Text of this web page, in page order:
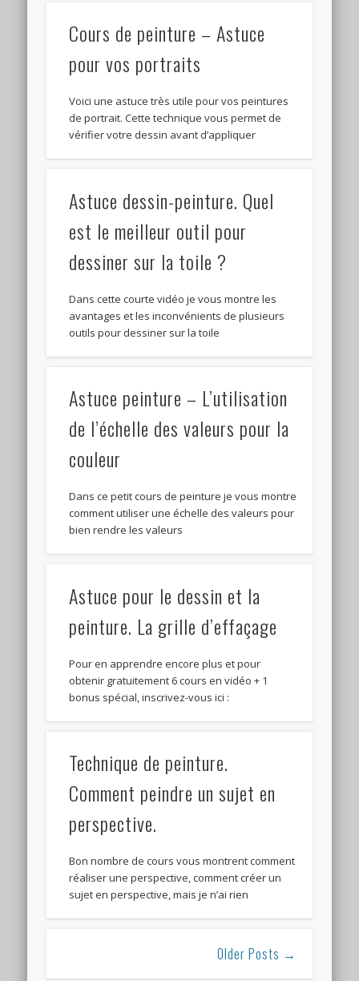
Cours de peinture – Astuce
pour vos portraits
Voici une astuce très utile pour vos peintures
de portrait. Cette technique vous permet de
vérifier votre dessin avant d’appliquer
Astuce dessin-peinture. Quel
est le meilleur outil pour
dessiner sur la toile ?
Dans cette courte vidéo je vous montre les
avantages et les inconvénients de plusieurs
outils pour dessiner sur la toile
Astuce peinture – L’utilisation
de l’échelle des valeurs pour la
couleur
Dans ce petit cours de peinture je vous montre
comment utiliser une échelle des valeurs pour
bien rendre les valeurs
Astuce pour le dessin et la
peinture. La grille d’effaçage
Pour en apprendre encore plus et pour
obtenir gratuitement 6 cours en vidéo + 1
bonus spécial, inscrivez-vous ici :
Technique de peinture.
Comment peindre un sujet en
perspective.
Bon nombre de cours vous montrent comment
réaliser une perspective, comment créer un
sujet en perspective, mais je n’ai rien
Older Posts →